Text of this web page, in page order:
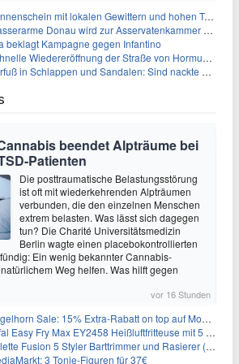
mit lokalen Gewittern und hohen Temperaturen
Donau wird zur Asservatenkammer der Geschichte
beklagt Kampagne gegen Infantino
Wiedereröffnung der Straße von Hormus ungewiss
in Schlappen und Sandalen: Sind nackte Füße eklig?
beendet Alpträume bei
Patienten
Die posttraumatische Belastungsstörung
ist oft mit wiederkehrenden Alpträumen
verbunden, die den einzelnen Menschen
extrem belasten. Was lässt sich dagegen
tun? Die Charité Universitätsmedizin
Berlin wagte einen placebokontrollierten
Ein wenig bekannter Cannabis-
Weg helfen. Was hilft gegen
vor 16 Stunden
Sale: 15% Extra-Rabatt on top auf Mode- und Sport-Artikel
Easy Fry Max EY2458 Heißluftfritteuse mit 5 Litern für 64,99€
Fusion 5 Styler Barttrimmer und Rasierer (All in One) für 16€
3 Tonie-Figuren für 37€